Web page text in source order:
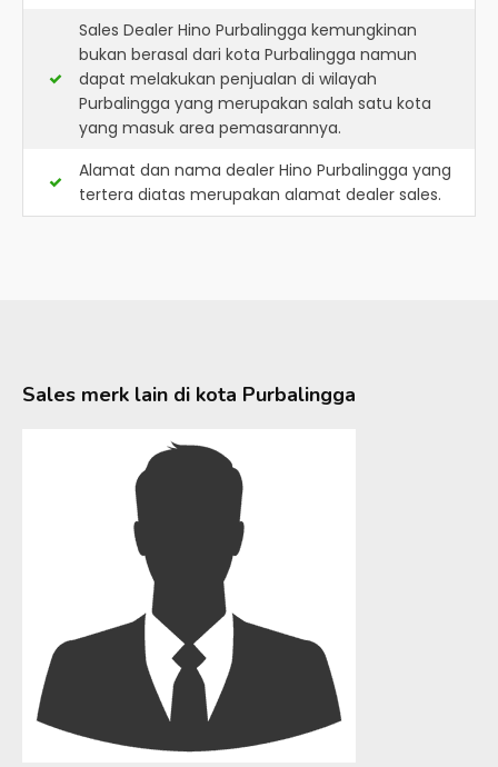
Sales Dealer Hino Purbalingga kemungkinan
bukan berasal dari kota Purbalingga namun
dapat melakukan penjualan di wilayah
Purbalingga yang merupakan salah satu kota
yang masuk area pemasarannya.
Alamat dan nama dealer Hino Purbalingga yang
tertera diatas merupakan alamat dealer sales.
Sales merk lain di kota Purbalingga